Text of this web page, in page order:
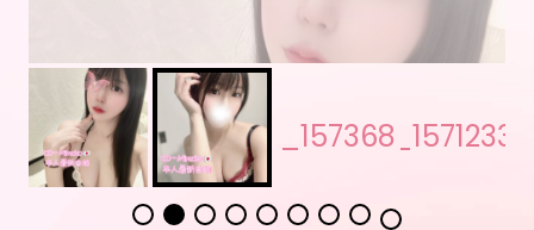
点击查看客户反馈和验证